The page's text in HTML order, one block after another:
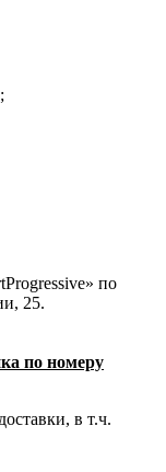
по
25.
по номеру
в т.ч.